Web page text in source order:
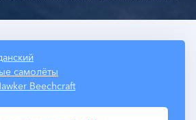
самолёты
Beechcraft